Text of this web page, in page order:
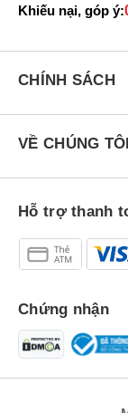
Khiếu nại, góp ý:
CHÍNH SÁCH
VỀ CHÚNG TÔI
Hỗ trợ thanh
Chứng nhận